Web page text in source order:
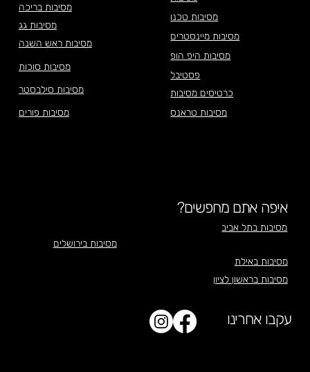
מסיבות בריכה
מסיבות גג
מסיבות ראש השנה
מסיבות סוכות
מסיבות סילבסטר
מסיבות פורים
מסיבות טכנו
מסיבות טראנס
מסיבות מיינסטרים
מסיבות היפ הופ
פסטיבל
כרטיסים מסיבות
עקבו אחרינו
איפה אתם מחפשים?
מסיבות בתל אביב
מסיבות בירושלים
מסיבות באילת
מסיבות בראשון לציון